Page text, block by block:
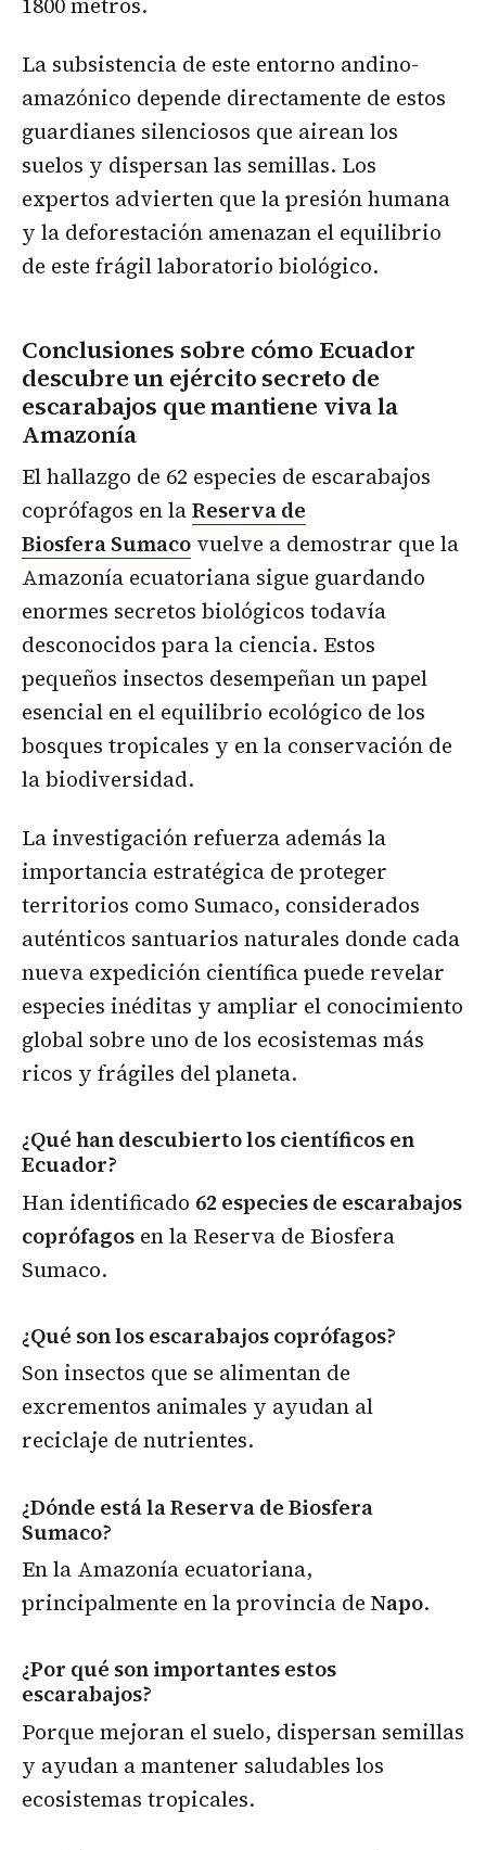
La subsistencia de este entorno andino-
amazónico depende directamente de estos
guardianes silenciosos que airean los
suelos y dispersan las semillas. Los
expertos advierten que la presión humana
y la deforestación amenazan el equilibrio
de este frágil laboratorio biológico.
Conclusiones sobre cómo Ecuador
descubre un ejército secreto de
escarabajos que mantiene viva la
Amazonía
El hallazgo de 62 especies de escarabajos
coprófagos en laReserva de
Biosfera Sumaco vuelve a demostrar que la
Amazonía ecuatoriana sigue guardando
enormes secretos biológicos todavía
desconocidos para la ciencia. Estos
pequeños insectos desempeñan un papel
esencial en el equilibrio ecológico de los
bosques tropicales y en la conservación de
la biodiversidad.
La investigación refuerza además la
importancia estratégica de proteger
territorios como Sumaco, considerados
auténticos santuarios naturales donde cada
nueva expedición científica puede revelar
especies inéditas y ampliar el conocimiento
global sobre uno de los ecosistemas más
ricos y frágiles del planeta.
¿Qué han descubierto los científicos en
Ecuador?
Han identificado 62 especies de escarabajos
coprófagos en la Reserva de Biosfera
Sumaco.
¿Qué son los escarabajos coprófagos?
Son insectos que se alimentan de
excrementos animales y ayudan al
reciclaje de nutrientes.
¿Dónde está la Reserva de Biosfera
Sumaco?
En la Amazonía ecuatoriana,
principalmente en la provincia de Napo.
¿Por qué son importantes estos
escarabajos?
Porque mejoran el suelo, dispersan semillas
y ayudan a mantener saludables los
ecosistemas tropicales.